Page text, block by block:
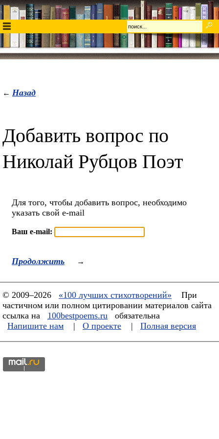
← Назад
Добавить вопрос по
Николай Рубцов Поэт
Для того, чтобы добавить вопрос, необходимо
указать свой e-mail
Ваш e-mail:
Продолжить →
© 2009–2026 «100 лучших стихотворений»
При
частичном или полном цитировании материалов сайта
ссылка на
100bestpoems.ru
обязательна
Напишите нам
| О проекте | Полная версия